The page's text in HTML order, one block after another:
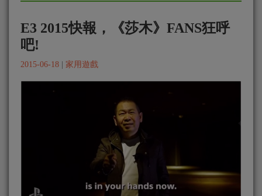
E3 2015快報，《莎木》FANS狂呼
吧!
2015-06-18 家用遊戲